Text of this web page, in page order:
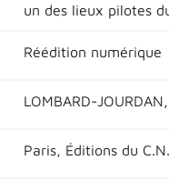
un des lieux pilotes
Réédition numérique
LOMBARD-
Paris, Éditions du